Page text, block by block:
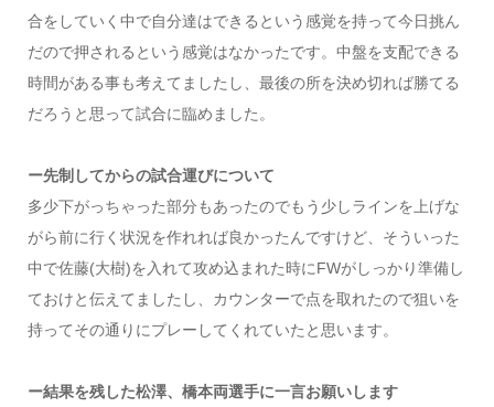
合をしていく中で自分達はできるという感覚を持って今日挑ん
だので押されるという感覚はなかったです。中盤を支配できる
時間がある事も考えてましたし、最後の所を決め切れば勝てる
だろうと思って試合に臨めました。
ー先制してからの試合運びについて
多少下がっちゃった部分もあったのでもう少しラインを上げな
がら前に行く状況を作れれば良かったんですけど、そういった
中で佐藤(大樹)を入れて攻め込まれた時にFWがしっかり準備し
ておけと伝えてましたし、カウンターで点を取れたので狙いを
持ってその通りにプレーしてくれていたと思います。
ー結果を残した松澤、橋本両選手に一言お願いします